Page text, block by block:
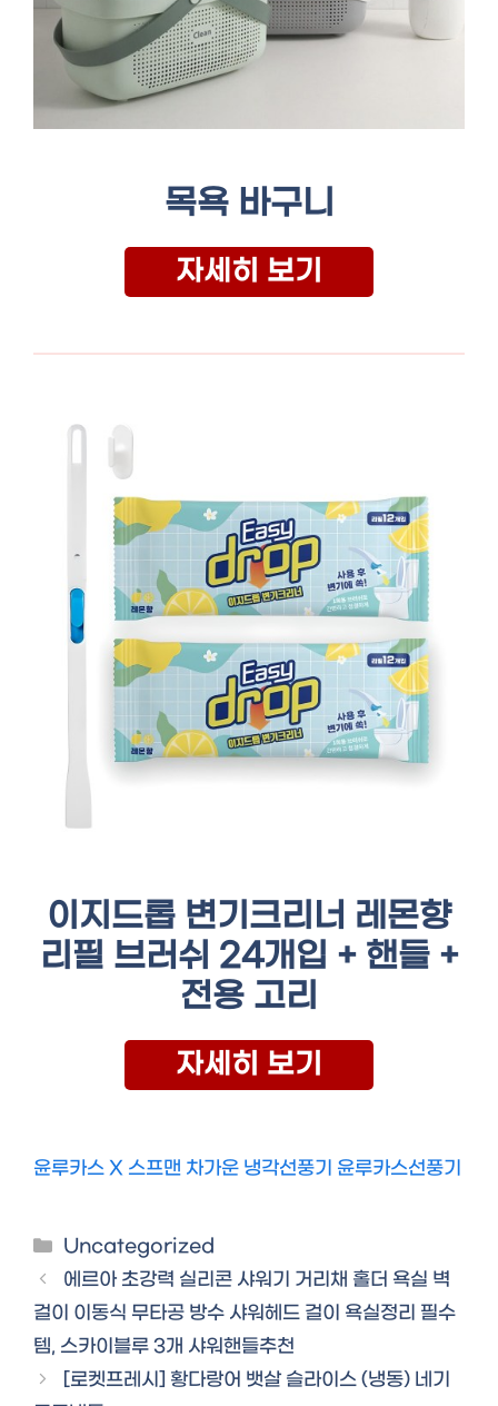
목욕 바구니
자세히 보기
이지드롭 변기크리너 레몬향
리필 브러쉬 24개입 + 핸들 +
전용 고리
자세히 보기
윤루카스 X 스프맨 차가운 냉각선풍기 윤루카스선풍기
Categories
Uncategorized
에르아 초강력 실리콘 샤워기 거리채 홀더 욕실 벽
걸이 이동식 무타공 방수 샤워헤드 걸이 욕실정리 필수
템, 스카이블루 3개 샤워핸들추천
[로켓프레시] 황다랑어 뱃살 슬라이스 (냉동) 네기